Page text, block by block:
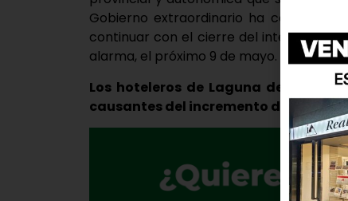
Gobierno extraordinario ha
continuar con el cierre del interior de
alarma, el próximo 9 de mayo.
Los hoteleros de Laguna de Duero
causantes del incremento de